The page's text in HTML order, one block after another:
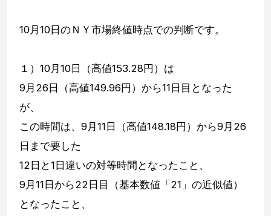
10月10日のＮＹ市場終値時点での判断です。
１）10月10日（高値153.28円）は
9月26日（高値149.96円）から11日目となった
が、
この時間は、9月11日（高値148.18円）から9月26
日まで要した
12日と1日違いの対等時間となったこと、
9月11日から22日目（基本数値「21」の近似値）
となったこと、